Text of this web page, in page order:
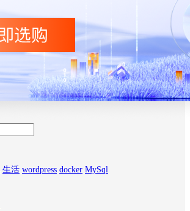
生活 wordpress docker MySql